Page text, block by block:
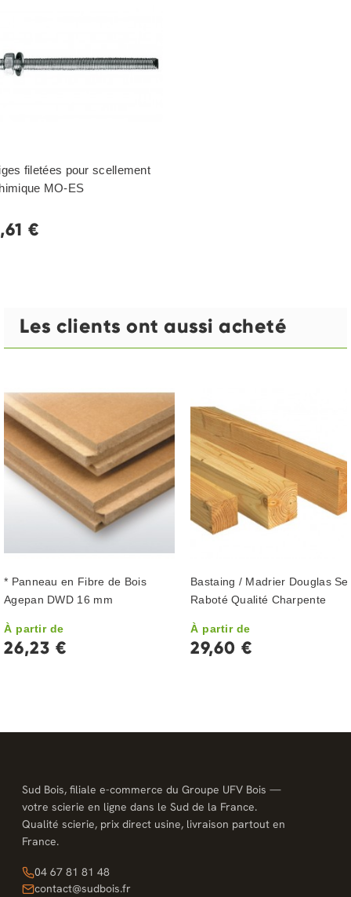
filetées pour scellement
MO-ES
€
Les clients ont aussi acheté
* Panneau en Fibre de Bois
Agepan DWD 16 mm
À partir de
26,23 €
Bastaing / Madrier Douglas
Raboté Qualité Charpente
À partir de
29,60 €
Sud Bois, filiale e-commerce du Groupe UFV Bois —
votre scierie en ligne dans le Sud de la France.
Qualité scierie, prix direct usine, livraison partout en
France.
04 67 81 81 48
contact@sudbois.fr